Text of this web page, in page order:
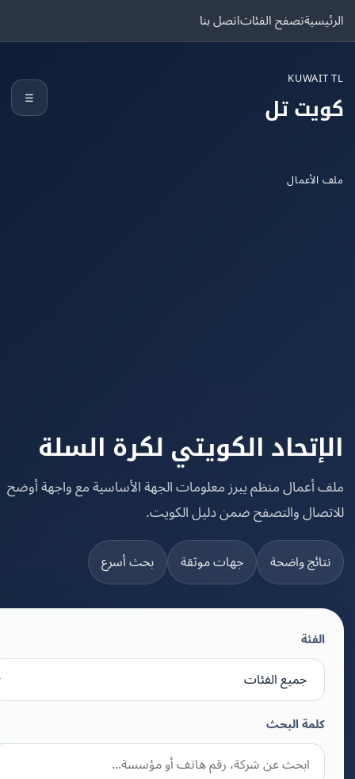
تصفح الفئاتاتصل بنا
تل
الكويتي لكرة السلة
منظم يبرز معلومات الجهة الأساسية مع واجهة أوضح
والتصفح ضمن دليل الكويت.
واضحة جهات موثقة بحث أسرع
كلمة البحث